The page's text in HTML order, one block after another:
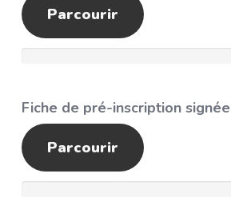
Parcourir
Fiche de pré-inscription signée
Parcourir